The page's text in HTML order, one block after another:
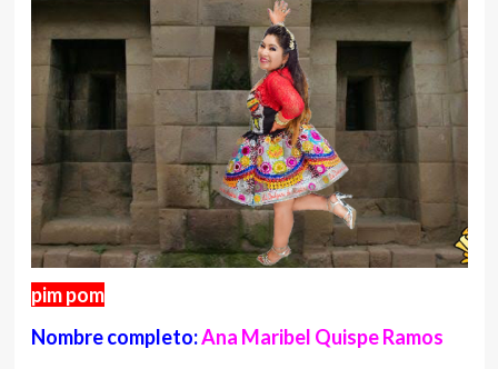
pim pom
Nombre completo:Ana Maribel Quispe Ramos